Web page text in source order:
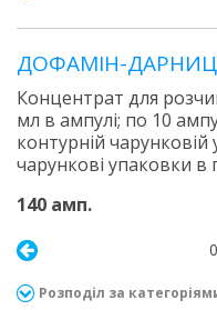
ДОФАМІН-
Концентрат для
мл в ампулі; по 10
контурній чарунковій
чарункові упаковки в
140 амп.
Розподіл за